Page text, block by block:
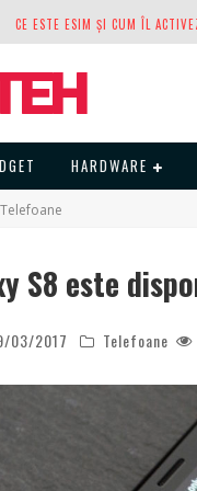
DUPĂ ANI DE REFUZURI,
HARDWARE
Telefoane
S8 este
03/2017 Telefoane